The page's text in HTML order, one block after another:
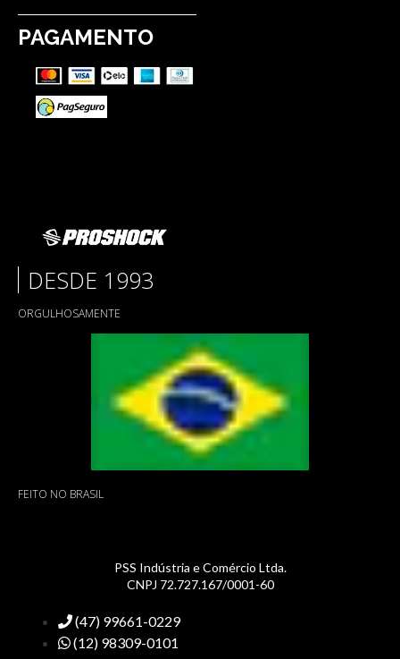
PAGAMENTO
DESDE 1993
ORGULHOSAMENTE
FEITO NO BRASIL
PSS Indústria e Comércio Ltda.
CNPJ 72.727.167/0001-60
(47) 99661-0229
(12) 98309-0101